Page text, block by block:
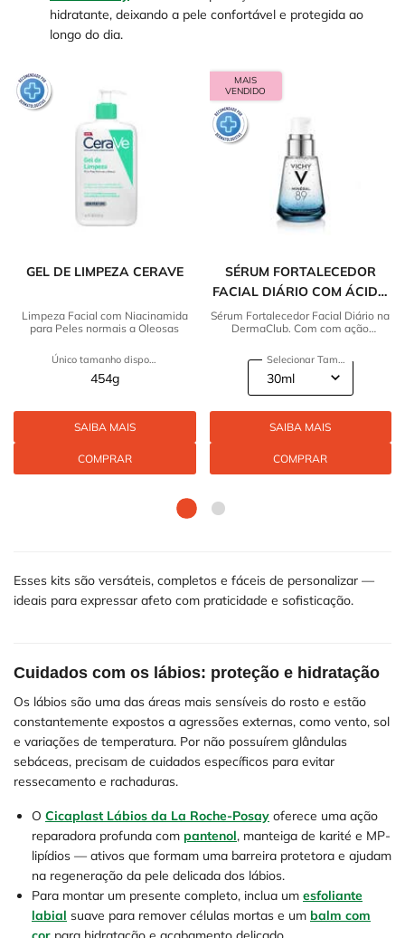
hidratante, deixando a pele confortável e protegida ao
longo do dia.
GEL DE LIMPEZA CERAVE
Limpeza Facial com Niacinamida
para Peles normais a Oleosas
454g
SAIBA MAIS
COMPRAR
MAIS
VENDIDO
SÉRUM FORTALECEDOR
FACIAL DIÁRIO COM ÁCIDO
HIALURÔNICO VICHY
MINERAL 89
Sérum Fortalecedor Facial Diário na
DermaClub. Com com ação
Selecionar Tamanho
SAIBA MAIS
COMPRAR
Esses kits são versáteis, completos e fáceis de personalizar —
ideais para expressar afeto com praticidade e sofisticação.
Cuidados com os lábios: proteção e hidratação
Os lábios são uma das áreas mais sensíveis do rosto e estão
constantemente expostos a agressões externas, como vento, sol
e variações de temperatura. Por não possuírem glândulas
sebáceas, precisam de cuidados específicos para evitar
ressecamento e rachaduras.
O Cicaplast Lábios da La Roche-Posay oferece uma ação
reparadora profunda com pantenol, manteiga de karité e MP-
lipídios — ativos que formam uma barreira protetora e ajudam
na regeneração da pele delicada dos lábios.
Para montar um presente completo, inclua um esfoliante
labial suave para remover células mortas e um balm com